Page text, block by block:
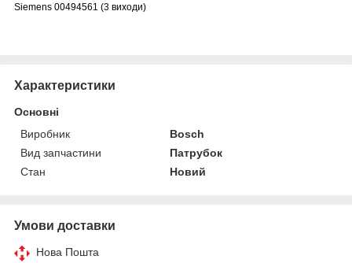
Siemens 00494561 (3 виходи)
Характеристики
Основні
Виробник
Bosch
Вид запчастини
Патрубок
Стан
Новий
Умови доставки
Нова Пошта